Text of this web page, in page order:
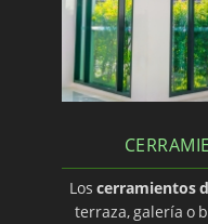
Los cerramientos
terraza, galería o